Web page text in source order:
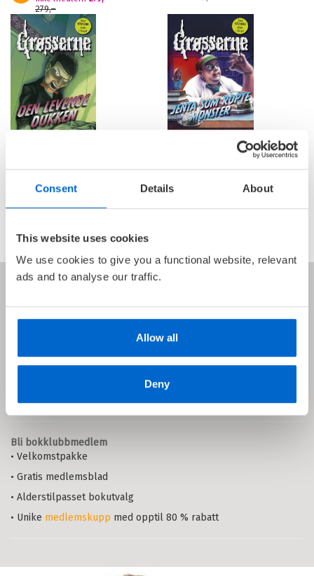
Consent Details About
This website uses cookies
We use cookies to give you a functional website, relevant
ads and to analyse our traffic.
Allow all
Deny
279,–
R.L. STINE
Pris 279,–
Grøsserne – Jenta som
R.L. STINE
Pris 279,–
Barnas Egen Bokverden – 100% leselyst!
• Alltid lave priser og maks rabatt
med knallpriser
• Rask levering
Bli bokklubbmedlem
• Velkomstpakke
• Gratis medlemsblad
• Alderstilpasset bokutvalg
• Unike medlemskupp med opptil 80 % rabatt